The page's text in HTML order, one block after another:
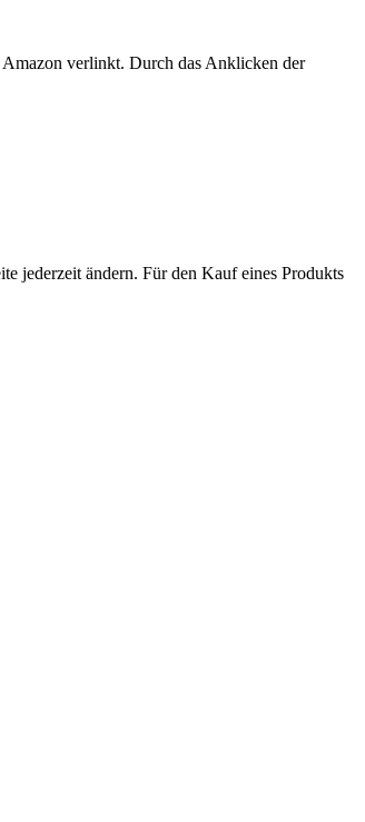
verlinkt. Durch das Anklicken der
jederzeit ändern. Für den Kauf eines Produkts